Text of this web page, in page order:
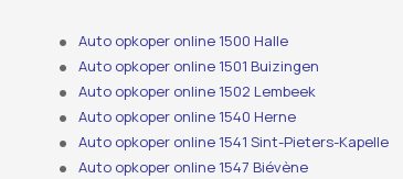
Auto opkoper online 1500 Halle
Auto opkoper online 1501 Buizingen
Auto opkoper online 1502 Lembeek
Auto opkoper online 1540 Herne
Auto opkoper online 1541 Sint-Pieters-Kapelle
Auto opkoper online 1547 Biévène